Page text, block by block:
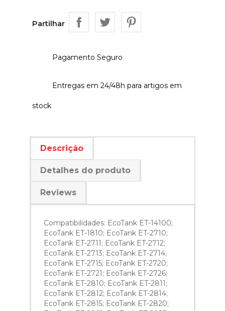
Partilhar
Pagamento Seguro
Entregas em 24/48h para artigos em
stock
Descrição
Detalhes do produto
Reviews
Compatibilidades: EcoTank ET-14100;
EcoTank ET-1810; EcoTank ET-2710;
EcoTank ET-2711; EcoTank ET-2712;
EcoTank ET-2713; EcoTank ET-2714;
EcoTank ET-2715; EcoTank ET-2720;
EcoTank ET-2721; EcoTank ET-2726;
EcoTank ET-2810; EcoTank ET-2811;
EcoTank ET-2812; EcoTank ET-2814;
EcoTank ET-2815; EcoTank ET-2820;